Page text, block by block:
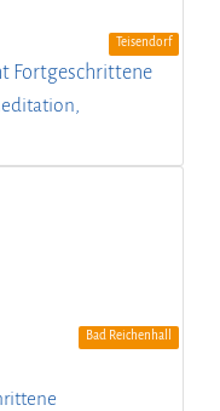
Teisendorf
Fortgeschrittene
Bad Reichenhall